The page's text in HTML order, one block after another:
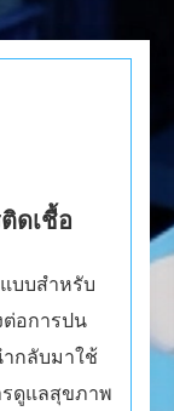
ดเชื้อ
บบสำหรับ
ต่อการปน
กลับมาใช้
รดูแลสุขภาพ